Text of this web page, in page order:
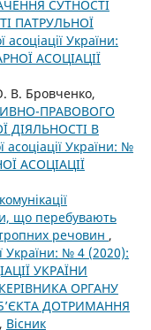
СУТНОСТІ
ПАТРУЛЬНОЇ
асоціації України:
АСОЦІАЦІЇ
В. Бровченко,
ПРАВОВОГО
ДІЯЛЬНОСТІ В
асоціації України: №
АСОЦІАЦІЇ
що перебувають
речовин ,
України: № 4 (2020):
УКРАЇНИ
ОРГАНУ
ДОТРИМАННЯ
, Вісник